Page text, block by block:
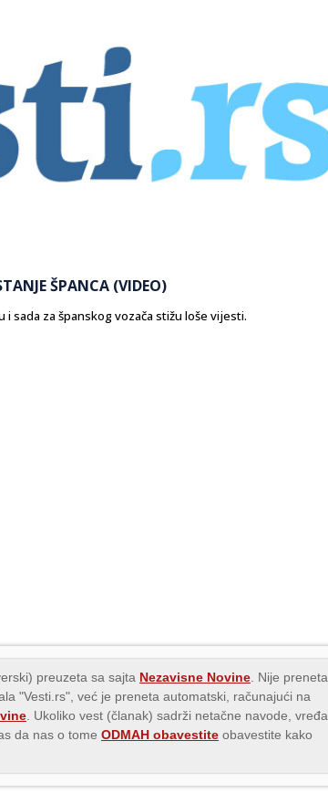
ŠPANCA (VIDEO)
sada za španskog vozača stižu loše vijesti.
preuzeta sa sajta Nezavisne Novine . Nije preneta
"Vesti.rs", već je preneta automatski, računajući na
. Ukoliko vest (članak) sadrži netačne navode, vređa
da nas o tome ODMAH obavestite obavestite kako